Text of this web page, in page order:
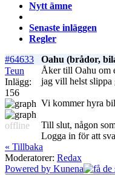
Nytt ämne
Senaste inläggen
Regler
#64633
Oahu (brådor,
Teun
Inlägg:
156
offline
Åker till Oahu om
jag vill helst slippa
Vi kommer hyra
Till slut, någon
Logga in för att
« Tillbaka
Moderatorer: Redax
Powered by Kunena